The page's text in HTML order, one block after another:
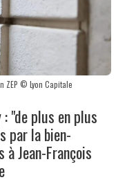
ZEP © Lyon Capitale
"de plus en plus
par la bien-
à Jean-François